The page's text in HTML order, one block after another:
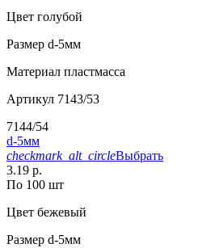
Цвет голубой
Размер d-5мм
Материал пластмасса
Артикул 7143/53
7144/54
d-5мм
checkmark_alt_circleВыбрать
3.19 р.
По 100 шт
Цвет бежевый
Размер d-5мм